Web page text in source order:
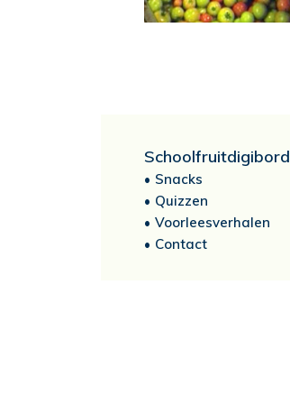
Schoolfruitdigibord
Snacks
Quizzen
Voorleesverhalen
Contact